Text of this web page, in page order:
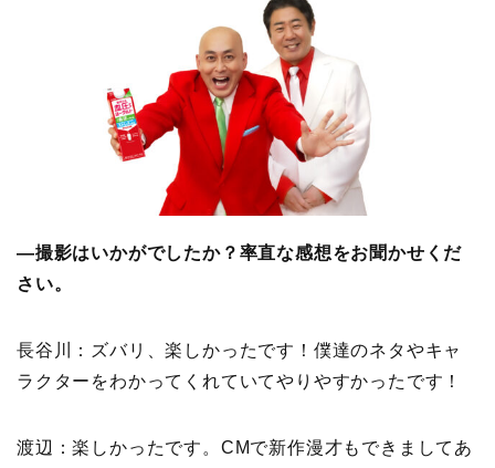
―撮影はいかがでしたか？率直な感想をお聞かせくだ
さい。
長谷川：ズバリ、楽しかったです！僕達のネタやキャ
ラクターをわかってくれていてやりやすかったです！
渡辺：楽しかったです。CMで新作漫才もできましてあ